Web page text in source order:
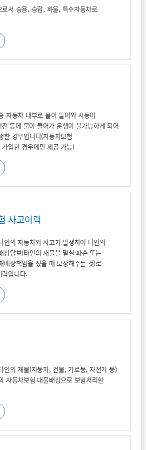
서 승용, 승합, 화물, 특수자동차로
자동차 내부로 물이 들어와 시동이
등에 물이 들어가 운행이 불가능하게 되어
한 경우입니다(자동차보험
입한 경우에만 제공 가능)
사고이력
인의 자동차와 사고가 발생하여 타인의
상담보(타인의 재물을 멸실·파손 또는
배상책임을 졌을 때 보상해주는 것)로
력입니다.
인의 재물(자동차, 건물, 가로등, 자전거 등)
자동차보험 대물배상으로 보험처리한